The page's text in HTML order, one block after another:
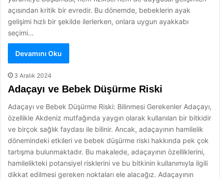
açısından kritik bir evredir. Bu dönemde, bebeklerin ayak
gelişimi hızlı bir şekilde ilerlerken, onlara uygun ayakkabı
seçimi…
Devamını Oku
3 Aralık 2024
Adaçayı ve Bebek Düşürme Riski
Adaçayı ve Bebek Düşürme Riski: Bilinmesi Gerekenler Adaçayı,
özellikle Akdeniz mutfağında yaygın olarak kullanılan bir bitkidir
ve birçok sağlık faydası ile bilinir. Ancak, adaçayının hamilelik
dönemindeki etkileri ve bebek düşürme riski hakkında pek çok
tartışma bulunmaktadır. Bu makalede, adaçayının özelliklerini,
hamilelikteki potansiyel risklerini ve bu bitkinin kullanımıyla ilgili
dikkat edilmesi gereken noktaları ele alacağız. Adaçayının